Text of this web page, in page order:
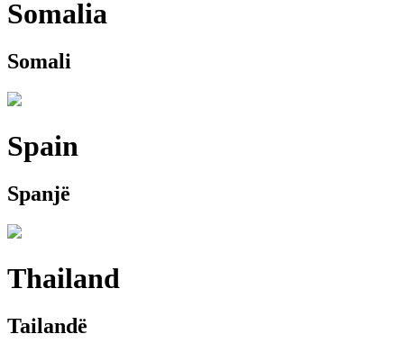
Somalia
Somali
Spain
Spanjë
Thailand
Tailandë